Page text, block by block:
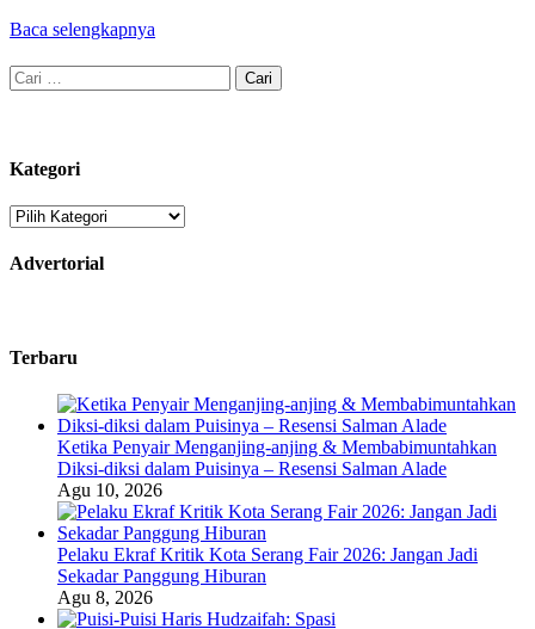
Baca selengkapnya
Cari
untuk:
Kategori
Kategori
Advertorial
Terbaru
Ketika Penyair Menganjing-anjing & Membabimuntahkan
Diksi-diksi dalam Puisinya – Resensi Salman Alade
Agu 10, 2026
Pelaku Ekraf Kritik Kota Serang Fair 2026: Jangan Jadi
Sekadar Panggung Hiburan
Agu 8, 2026